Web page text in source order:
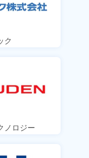
ク
ノロジー